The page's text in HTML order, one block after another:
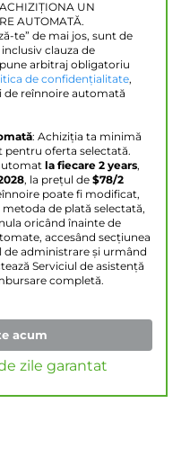
UN
AUTOMATĂ.
te” de mai jos, sunt de
clauza de
arbitraj obligatoriu
de confidențialitate,
de reînnoire automată
: Achiziția ta minimă
pentru oferta selectată.
la fiecare 2 years,
, la prețul de $78/2
poate fi modificat,
de plată selectată,
oricând înainte de
accesând secțiunea
de administrare și urmând
Serviciul de asistență
completă.
acum
zile garantat